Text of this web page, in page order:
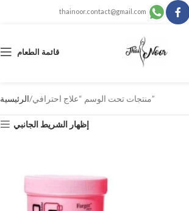
thainoor.contact@gmail.com
قائمة الطعام
الرئيسية منتجات تحت الوسم “علاج احترافي”
إظهار الشريط الجانبي